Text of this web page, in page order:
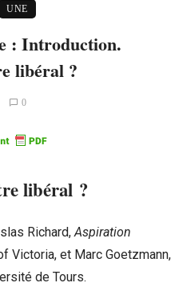
UNE
: Introduction.
libéral ?
0
libéral ?
Richard,Aspiration
Victoria, et Marc Goetzmann,
de Tours.